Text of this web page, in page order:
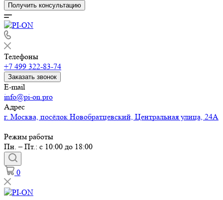
Получить консультацию
Телефоны
+7 499 322-83-74
Заказать звонок
E-mail
info@pi-on.pro
Адрес
г. Москва, посёлок Новобратцевский, Центральная улица, 24А
Режим работы
Пн. – Пт.: с 10:00 до 18:00
0